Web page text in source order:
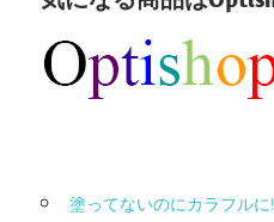
塗ってないのにカラフル